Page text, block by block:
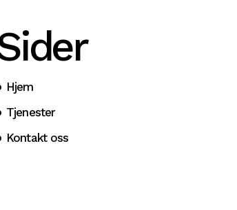
Hjem
Tjenester
Kontakt oss